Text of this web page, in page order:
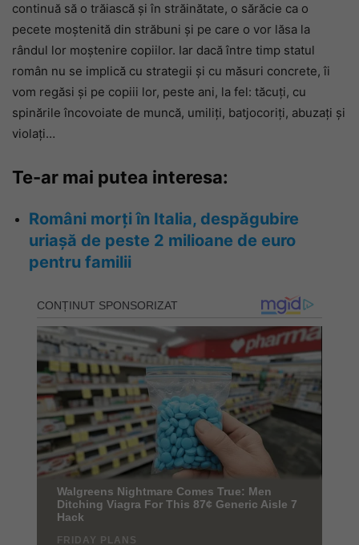
continuă să o trăiască și în străinătate, o sărăcie ca o
pecete moștenită din străbuni și pe care o vor lăsa la
rândul lor moștenire copiilor. Iar dacă între timp statul
român nu se implică cu strategii și cu măsuri concrete, îi
vom regăsi și pe copiii lor, peste ani, la fel: tăcuți, cu
spinările încovoiate de muncă, umiliți, batjocoriți, abuzați și
violați…
Te-ar mai putea interesa:
Români morți în Italia, despăgubire
uriașă de peste 2 milioane de euro
pentru familii